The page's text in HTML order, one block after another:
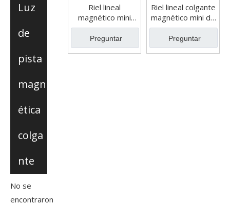
Luz
de
pista
magn
ética
colga
nte
No se
encontraron
Riel lineal
magnético mini
preenterrado de
24 V/48 V
Preguntar
Riel lineal colgante
magnético mini de
24 V/48 V (luz
descendente)
Preguntar